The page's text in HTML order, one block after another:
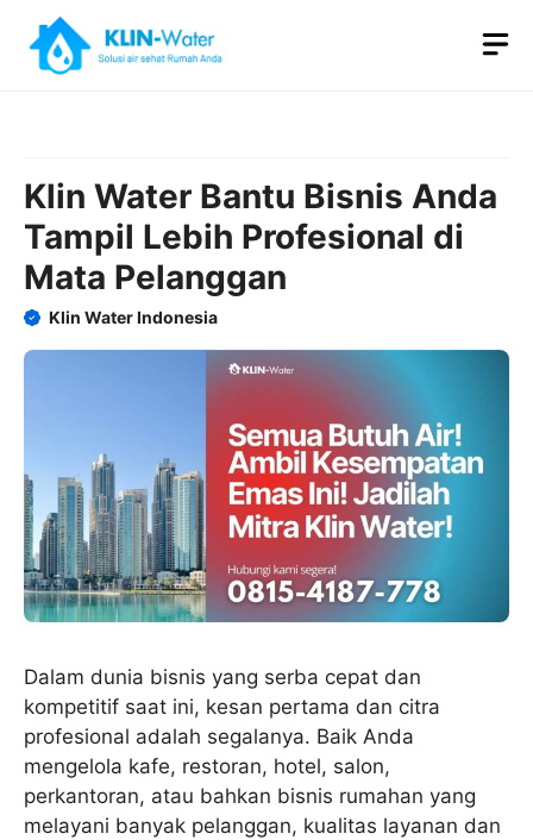
content
Klin Water Bantu Bisnis Anda
Tampil Lebih Profesional di
Mata Pelanggan
Klin Water Indonesia
Dalam dunia bisnis yang serba cepat dan
kompetitif saat ini, kesan pertama dan citra
profesional adalah segalanya. Baik Anda
mengelola kafe, restoran, hotel, salon,
perkantoran, atau bahkan bisnis rumahan yang
melayani banyak pelanggan, kualitas layanan dan